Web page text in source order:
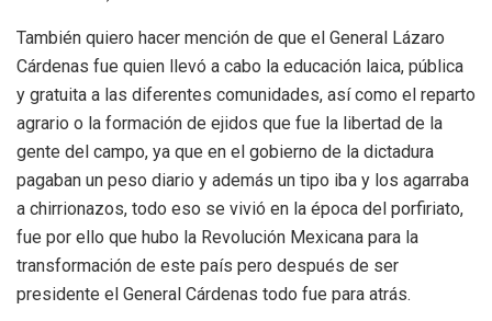
También quiero hacer mención de que el General Lázaro
Cárdenas fue quien llevó a cabo la educación laica, pública
y gratuita a las diferentes comunidades, así como el reparto
agrario o la formación de ejidos que fue la libertad de la
gente del campo, ya que en el gobierno de la dictadura
pagaban un peso diario y además un tipo iba y los agarraba
a chirrionazos, todo eso se vivió en la época del porfiriato,
fue por ello que hubo la Revolución Mexicana para la
transformación de este país pero después de ser
presidente el General Cárdenas todo fue para atrás.